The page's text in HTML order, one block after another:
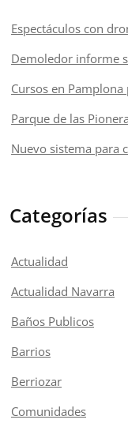
Espectáculos con
Demoledor informe
Cursos en
Parque de las
Nuevo sistema para
Categorías
Actualidad
Actualidad Navarra
Baños Publicos
Barrios
Berriozar
Comunidades